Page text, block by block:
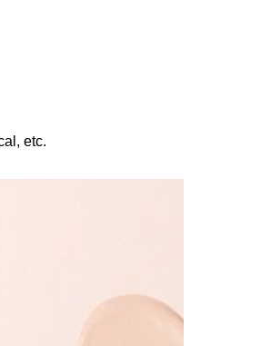
etc.